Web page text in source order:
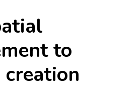
to